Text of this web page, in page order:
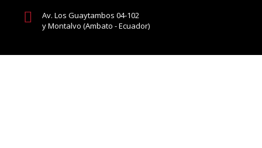
Av. Los Guaytambos 04-102
y Montalvo (Ambato - Ecuador)